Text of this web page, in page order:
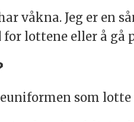
våkna. Jeg er en
lottene eller å gå
som